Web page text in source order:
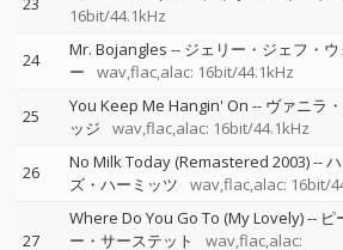
16bit/44.1kHz
24 Mr. Bojangles -- ジェリー・ジェフ・ウ
ー
wav,flac,alac: 16bit/44.1kHz
25 You Keep Me Hangin' On -- ヴァニラ
ッジ
wav,flac,alac: 16bit/44.1kHz
26 No Milk Today (Remastered 2003)--
ズ・ハーミッツ
wav,flac,alac: 16bit/
27
Where Do You Go To (My Lovely)-- ピ
ー・サーステット
wav,flac,alac: